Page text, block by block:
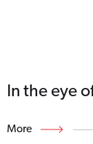
In the eye
More